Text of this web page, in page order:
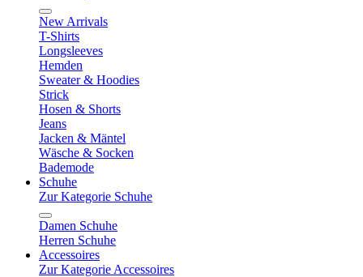
New Arrivals
T-Shirts
Longsleeves
Hemden
Sweater & Hoodies
Strick
Hosen & Shorts
Jeans
Jacken & Mäntel
Wäsche & Socken
Bademode
Schuhe
Zur Kategorie Schuhe
Damen Schuhe
Herren Schuhe
Accessoires
Zur Kategorie Accessoires